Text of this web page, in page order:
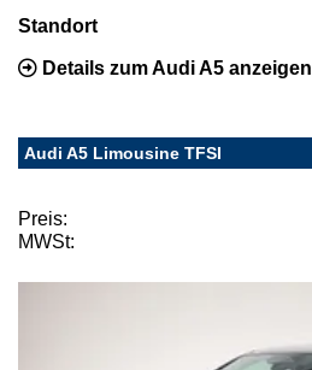
Standort
Details zum Audi A5 anzeigen
Audi A5 Limousine TFSI
Preis:
MWSt: